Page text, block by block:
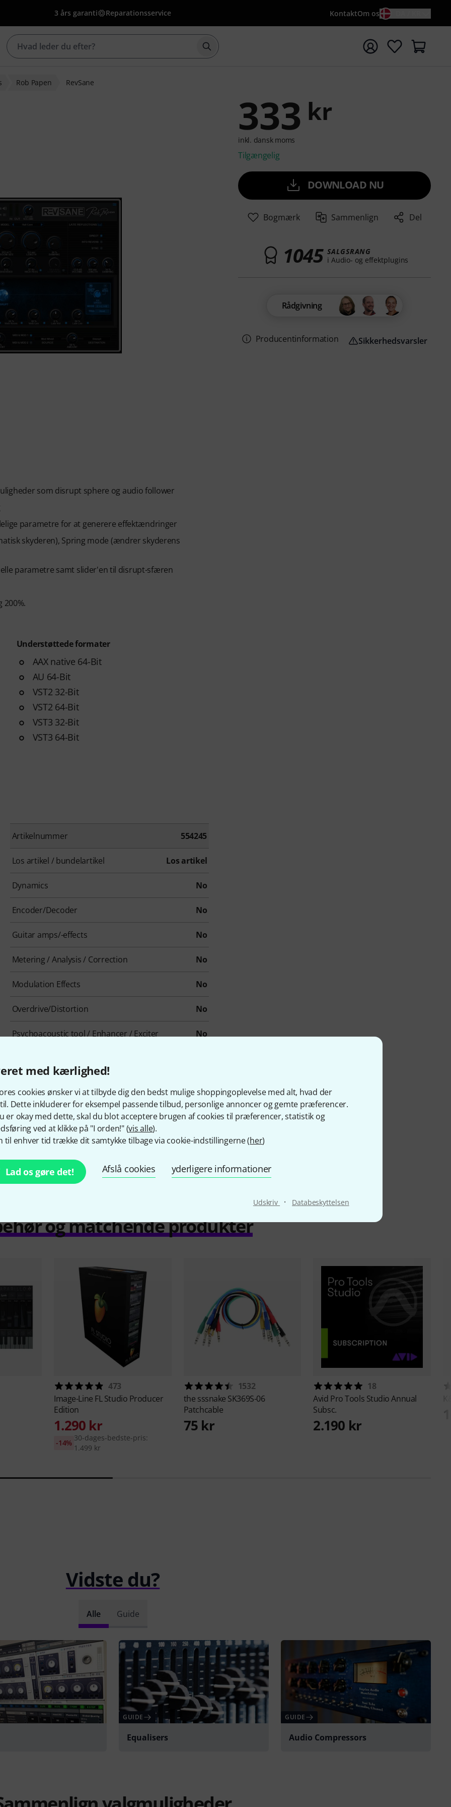
med kærlighed!
cookies ønsker vi at tilbyde dig den bedst mulige shoppingoplevelse med alt, hvad der
Dette inkluderer for eksempel passende tilbud, personlige annoncer og gemte præferencer.
er okay med dette, skal du blot acceptere brugen af cookies til præferencer, statistik og
ved at klikke på "I orden!" (vis alle).
til enhver tid trække dit samtykke tilbage via cookie-indstillingerne (her)
Lad os gøre det! Afslå cookies yderligere informationer
Udskriv · Databeskyttelsen
3 års garanti Reparationsservice KontaktOm os
Start søgning med søgeord {searchTerm}
Rob Papen RevSane
som disrupt sphere og audio follower
parametre for at generere effektændringer
skyderen), Spring mode (ændrer skyderens
parametre samt slider'en til disrupt-sfæren
200%.
Understøttede formater
AAX native 64-Bit
AU 64-Bit
VST2 32-Bit
VST2 64-Bit
VST3 32-Bit
VST3 64-Bit
Artikelnummer 554245
Los artikel / bundelartikel Los artikel
Dynamics No
Encoder/Decoder No
Guitar amps/-effects No
Metering / Analysis / Correction No
Modulation Effects No
Overdrive/Distortion No
Psychoacoustic tool / Enhancer / Exciter No
Pitch Shifter / Harmonizer / Timestretching No
Vocoder / Vocal effect
Hardware Controller
333 kr
inkl. dansk moms
Tilgængelig
DOWNLOAD NU
Bogmærk Sammenlign Del
1045 SALGSRANG
i Audio- og effektplugins
Rådgivning
Producentinformation Sikkerhedsvarsler
og matchende produkter
473
Image-Line FL Studio Producer
Edition
1.290 kr
30-dages-bedste-pris:
1.499 kr
-14%
1532
the sssnake SK369S-06
Patchcable
75 kr
18
Avid Pro Tools Studio Annual
Subsc.
2.190 kr
Vidste du?
Alle Guide
GUIDE
Equalisers
GUIDE
Audio Compressors